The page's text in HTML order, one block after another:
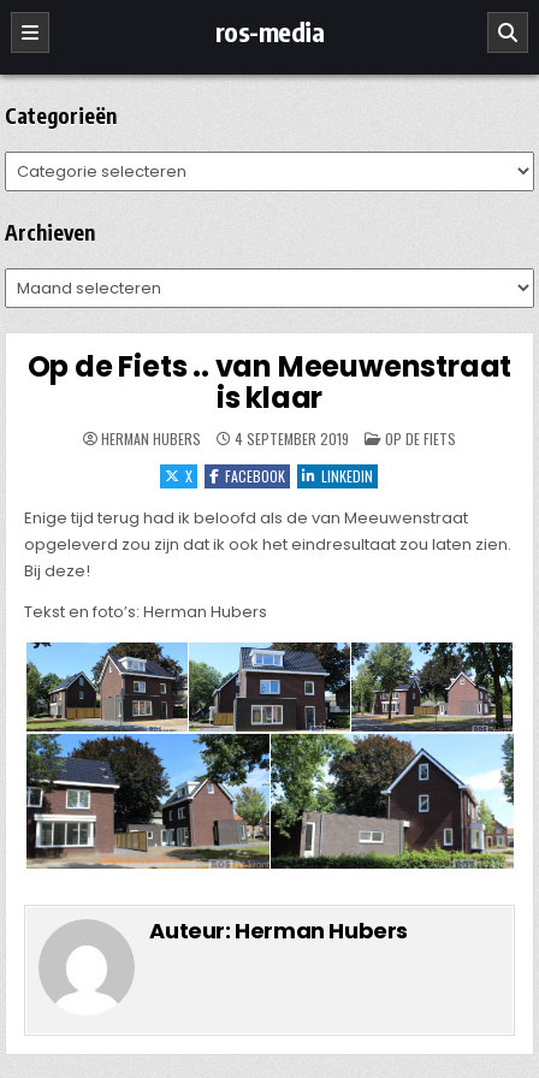
Ga
naar
de
inhoud
ros-media
Categorieën
Categorieën
Archieven
Archieven
Op de Fiets .. van Meeuwenstraat
is klaar
HERMAN HUBERS 4 SEPTEMBER 2019 GEPLAATST
IN
OP DE FIETS
X
FACEBOOK LINKEDIN
Enige tijd terug had ik beloofd als de van Meeuwenstraat
opgeleverd zou zijn dat ik ook het eindresultaat zou laten zien.
Bij deze!
Tekst en foto’s: Herman Hubers
Auteur: Herman Hubers